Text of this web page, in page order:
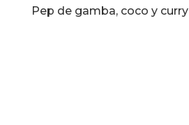
Pep de gamba, coco y curry